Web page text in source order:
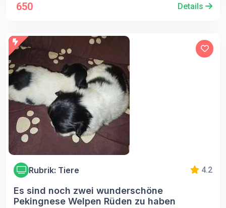
650 Details
Rubrik: Tiere 4.2
Es sind noch zwei wunderschöne
Pekingnese Welpen Rüden zu haben